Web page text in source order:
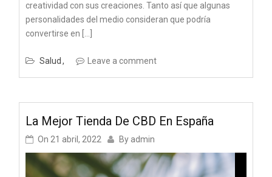
creatividad con sus creaciones. Tanto así que algunas
personalidades del medio consideran que podría
convertirse en […]
Salud Leave a comment
La Mejor Tienda De CBD En España
On 21 abril, 2022 By admin